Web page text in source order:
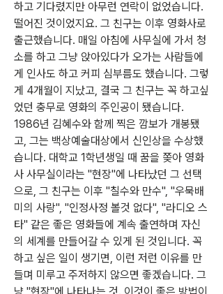
하고 기다렸지만 아무런 연락이 없었습니다.
떨어진 것이었지요. 그 친구는 이후 영화사로
출근했습니다. 매일 아침에 사무실에 가서 청
소를 하고 그냥 앉아있다가 오가는 사람들에
게 인사도 하고 커피 심부름도 했습니다. 그렇
게 4개월이 지났고, 결국 그 친구는 꼭 하고싶
었던 충무로 영화의 주인공이 됐습니다.
1986년 김혜수와 함께 찍은 깜보가 개봉됐
고, 그는 백상예술대상에서 신인상을 수상했
습니다. 대학교 1학년생일 때 꿈을 쫒아 영화
사 사무실이라는 "현장"에 나타났던 그 선택
으로, 그 친구는 이후 "칠수와 만수", "우묵배
미의 사랑", "인정사정 볼것 없다", "라디오 스
타" 같은 좋은 영화들에 계속 출연하며 자신
의 세계를 만들어갈 수 있게 된 것입니다. 꼭
하고 싶은 일이 생기면, 이런 저런 이유를 만
들며 미루고 주저하지 않으면 좋겠습니다. 그